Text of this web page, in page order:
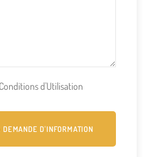
d'Utilisation